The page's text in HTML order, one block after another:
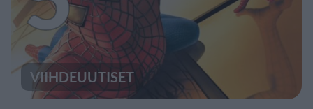
VIIHDEUUTISET